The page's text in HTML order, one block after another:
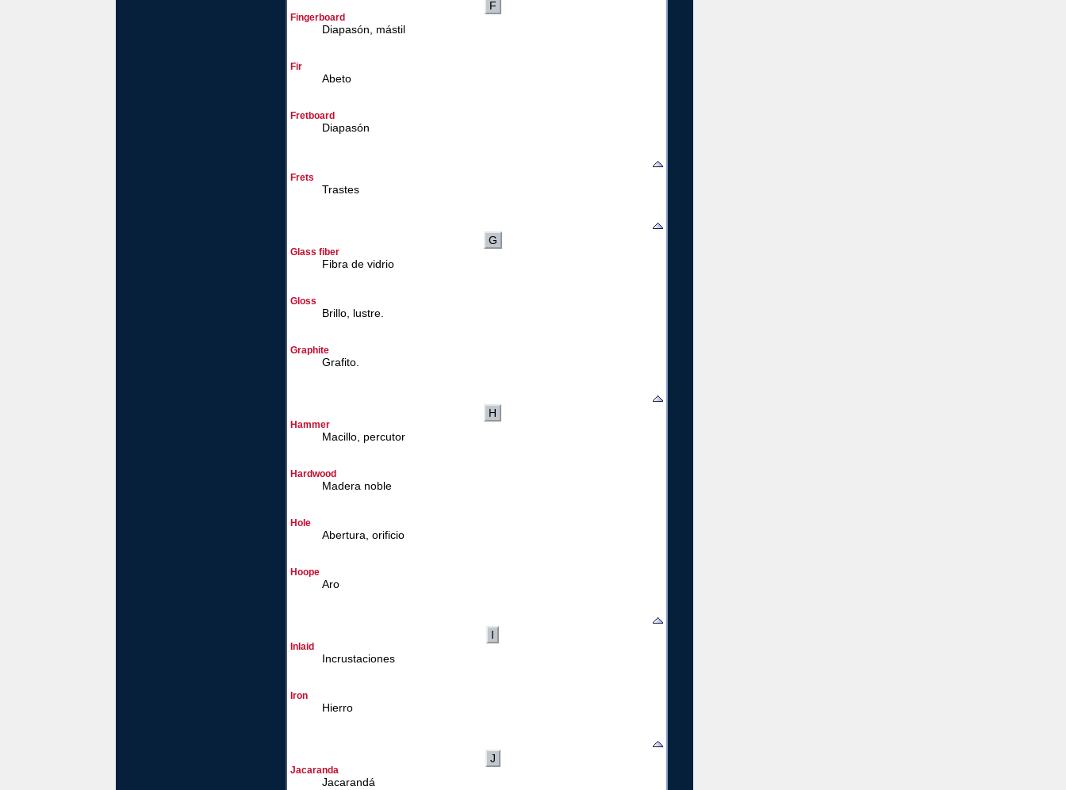
F
Fingerboard
Diapasón, mástil
Fir
Abeto
Fretboard
Diapasón
Frets
Trastes
G
Glass fiber
Fibra de vidrio
Gloss
Brillo, lustre.
Graphite
Grafito.
H
Hammer
Macillo, percutor
Hardwood
Madera noble
Hole
Abertura, orificio
Hoope
Aro
I
Inlaid
Incrustaciones
Iron
Hierro
J
Jacaranda
Jacarandá